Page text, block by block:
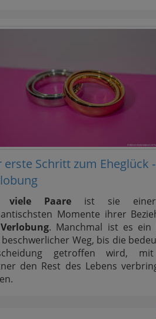
erste Schritt zum Eheglück
viele Paare ist sie
Momente ihrer
. Manchmal ist es ein
Weg, bis die
getroffen wird,
den Rest des Lebens